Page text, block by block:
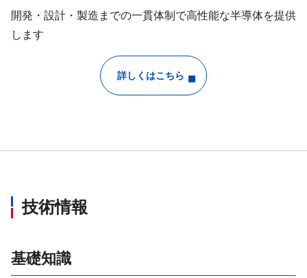
開発・設計・製造までの一貫体制で高性能な半導体を提供
します
詳しくはこちら
技術情報
基礎知識